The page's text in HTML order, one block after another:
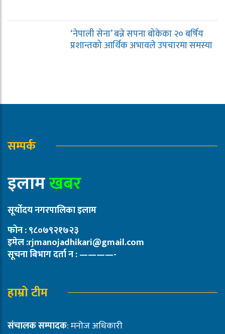
‘नेपाली सेना’ बन्ने सपना बोकेका २० बर्षिय
प्रशान्तको आर्थिक अभावले उपचारमा समस्या
सम्पर्क
इलामखबर
सूर्योदय नगरपालिका इलाम
फोन : ९८०७९२१७२३
इमेल :rjmanojadhikari@gmail.com
सूचना बिभाग दर्ता न : ————-
हाम्रो टीम
संचालक सम्पादक: मनोज अधिकारी